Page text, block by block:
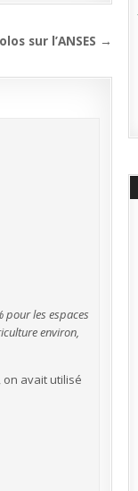
sur l’ANSES →
pour les espaces
environ,
on avait utilisé